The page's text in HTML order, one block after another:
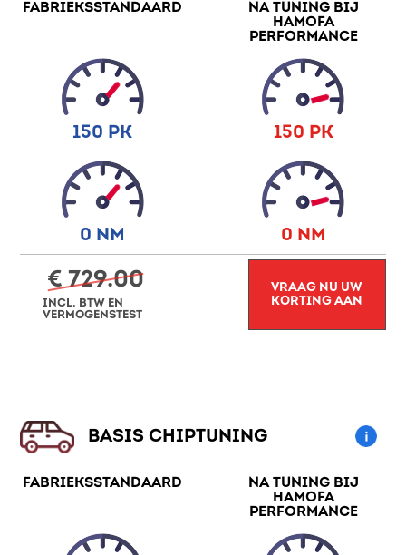
FABRIEKSSTANDAARD
NA TUNING BIJ
HAMOFA
PERFORMANCE
150 PK
0 NM
150 PK
0 NM
€ 729.00
INCL. BTW EN
VERMOGENSTEST
VRAAG NU UW
KORTING AAN
BASIS CHIPTUNING
FABRIEKSSTANDAARD
NA TUNING BIJ
HAMOFA
PERFORMANCE